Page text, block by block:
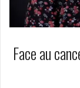
Face au